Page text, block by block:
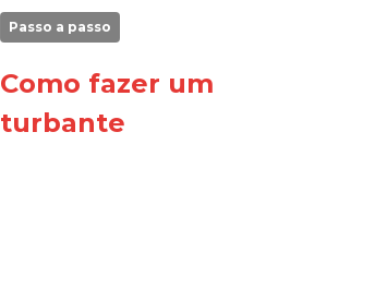
Passo a passo
Como fazer um
turbante